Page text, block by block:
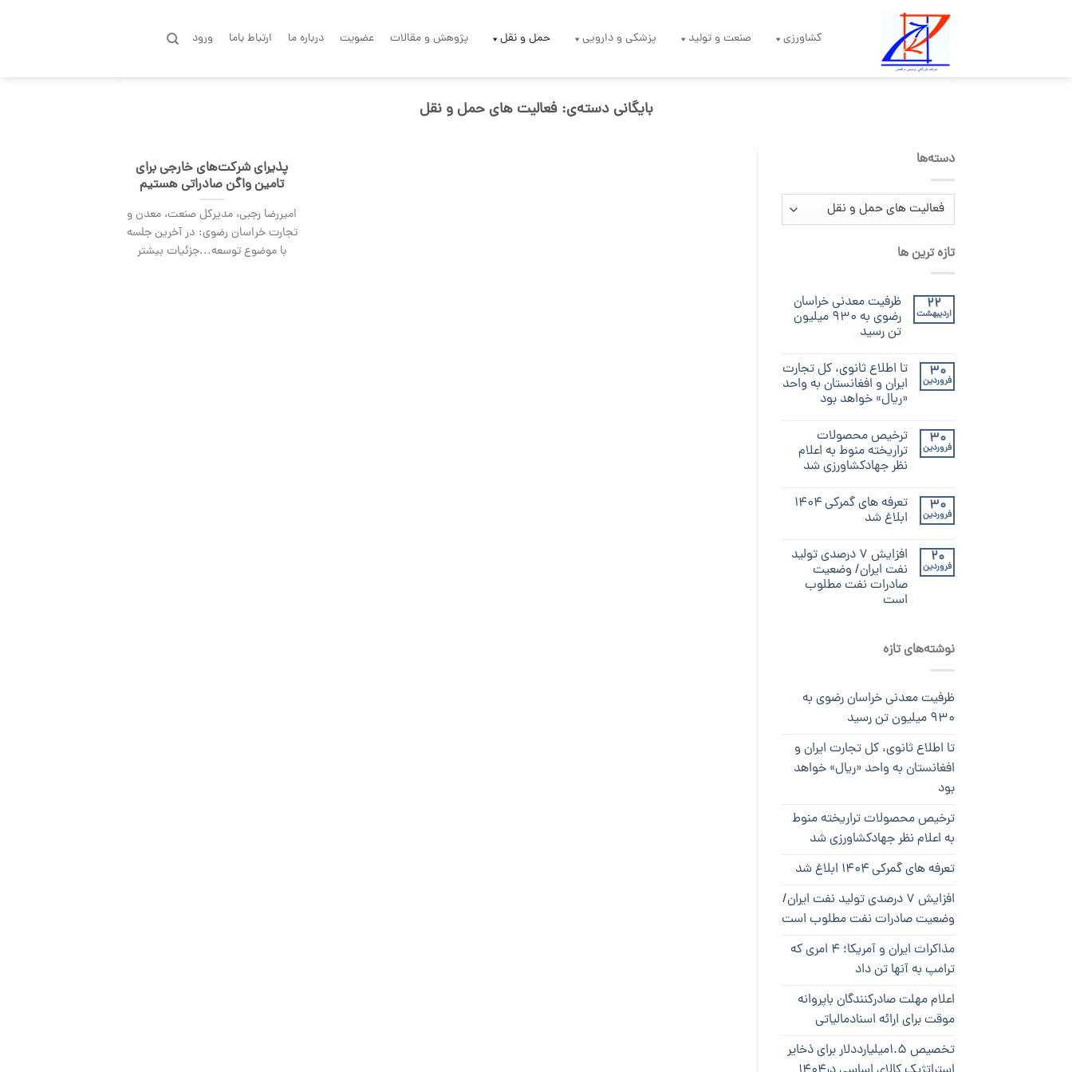
کشاورزی صنعت و تولید پزشکی و دارویی حمل و نقل پژوهش و مقالات عضویت درباره ما ارتباط باما ورود
بایگانی دسته‌ی:فعالیت های حمل و نقل
دسته‌ها
دسته‌ها
تازه ترین ها
22
اردیبهشت
ظرفیت معدنی خراسان
رضوی به ۹۳۰ میلیون
تن رسید
30
فروردین
تا اطلاع ثانوی، کل تجارت
ایران و افغانستان به واحد
«ریال» خواهد بود
30
فروردین
ترخیص محصولات
تراریخته منوط به اعلام
نظر جهادکشاورزی شد
30
فروردین
تعرفه های گمرکی ۱۴۰۴
ابلاغ شد
20
فروردین
افزایش ۷ درصدی تولید
نفت ایران/ وضعیت
صادرات نفت مطلوب
است
نوشته‌های تازه
ظرفیت معدنی خراسان رضوی به
۹۳۰ میلیون تن رسید
تا اطلاع ثانوی، کل تجارت ایران و
افغانستان به واحد «ریال» خواهد
بود
ترخیص محصولات تراریخته منوط
به اعلام نظر جهادکشاورزی شد
تعرفه های گمرکی ۱۴۰۴ ابلاغ شد
افزایش ۷ درصدی تولید نفت ایران/
وضعیت صادرات نفت مطلوب است
مذاکرات ایران و آمریکا؛ ۴ امری که
ترامپ به آنها تن داد
اعلام مهلت صادرکنندگان باپروانه
موقت برای ارائه اسنادمالیاتی
تخصیص ۱.۵میلیارددلار برای ذخایر
پذیرای شرکت‌های خارجی برای
تامین واگن صادراتی هستیم
امیررضا رجبی، مدیرکل صنعت، معدن و
تجارت خراسان رضوی: در آخرین جلسه
با موضوع توسعه...جزئیات بیشتر